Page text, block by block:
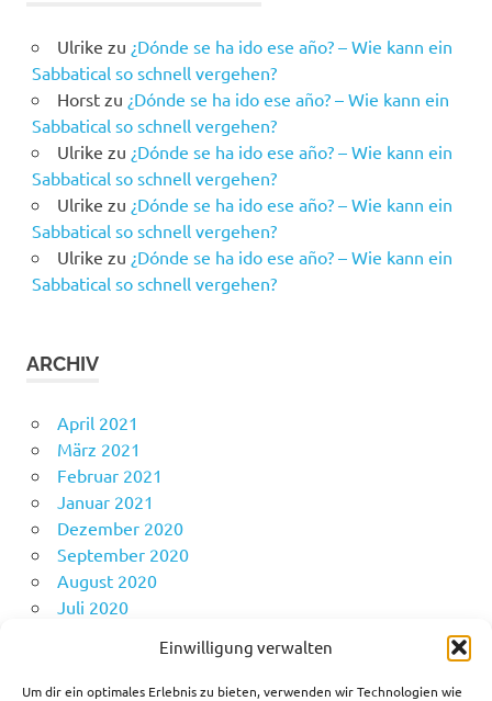
Einwilligung verwalten
Um dir ein optimales Erlebnis zu bieten, verwenden wir Technologien wie
Ulrike zu ¿Dónde se ha ido ese año? – Wie kann ein
Sabbatical so schnell vergehen?
Horstzu ¿Dónde se ha ido ese año? – Wie kann ein
Sabbatical so schnell vergehen?
Ulrike zu ¿Dónde se ha ido ese año? – Wie kann ein
Sabbatical so schnell vergehen?
Ulrike zu ¿Dónde se ha ido ese año? – Wie kann ein
Sabbatical so schnell vergehen?
Ulrike zu ¿Dónde se ha ido ese año? – Wie kann ein
Sabbatical so schnell vergehen?
ARCHIV
April 2021
März 2021
Februar 2021
Januar 2021
Dezember 2020
September 2020
August 2020
Juli 2020
April 2020